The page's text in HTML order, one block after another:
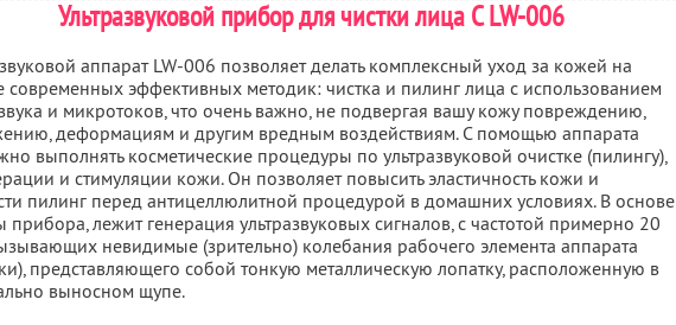
Ультразвуковой прибор для чистки лица С LW-006
аппарат LW-006 позволяет делать комплексный уход за кожей на
современных эффективных методик: чистка и пилинг лица с использованием
и микротоков, что очень важно, не подвергая вашу кожу повреждению,
деформациям и другим вредным воздействиям. С помощью аппарата
выполнять косметические процедуры по ультразвуковой очистке (пилингу),
и стимуляции кожи. Он позволяет повысить эластичность кожи и
пилинг перед антицеллюлитной процедурой в домашних условиях. В основе
прибора, лежит генерация ультразвуковых сигналов, с частотой примерно 20
невидимые (зрительно) колебания рабочего элемента аппарата
представляющего собой тонкую металлическую лопатку, расположенную в
выносном щупе.